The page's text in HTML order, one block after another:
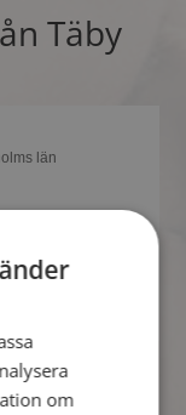
Täby
län
på
om